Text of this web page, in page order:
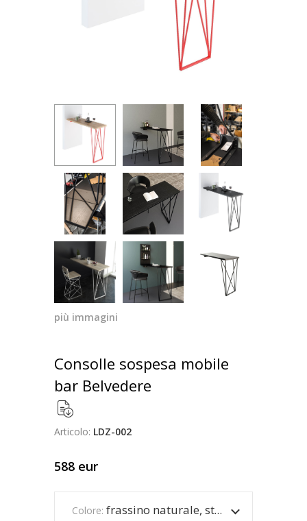
più immagini
Consolle sospesa mobile
bar Belvedere
Articolo: LDZ-002
588 eur
Colore: frassino naturale, struttura rossa